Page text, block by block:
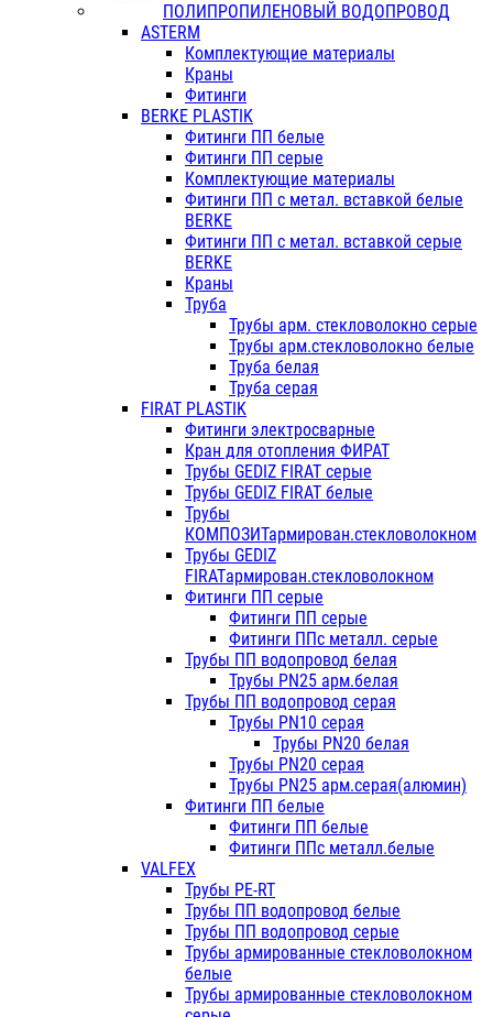
ПОЛИПРОПИЛЕНОВЫЙ ВОДОПРОВОД
ASTERM
Комплектующие материалы
Краны
Фитинги
BERKE PLASTIK
Фитинги ПП белые
Фитинги ПП серые
Комплектующие материалы
Фитинги ПП с метал. вставкой белые
BERKE
Фитинги ПП с метал. вставкой серые
BERKE
Краны
Труба
Трубы арм. стекловолокно серые
Трубы арм.стекловолокно белые
Труба белая
Труба серая
FIRAT PLASTIK
Фитинги электросварные
Кран для отопления ФИРАТ
Трубы GEDIZ FIRAT серые
Трубы GEDIZ FIRAT белые
Трубы
КОМПОЗИТармирован.стекловолокном
Трубы GEDIZ
FIRATармирован.стекловолокном
Фитинги ПП серые
Фитинги ПП серые
Фитинги ППс металл. серые
Трубы ПП водопровод белая
Трубы PN25 арм.белая
Трубы ПП водопровод серая
Трубы PN10 серая
Трубы PN20 белая
Трубы PN20 серая
Трубы PN25 арм.серая(алюмин)
Фитинги ПП белые
Фитинги ПП белые
Фитинги ППс металл.белые
VALFEX
Трубы PE-RT
Трубы ПП водопровод белые
Трубы ПП водопровод серые
Трубы армированные стекловолокном
белые
Трубы армированные стекловолокном